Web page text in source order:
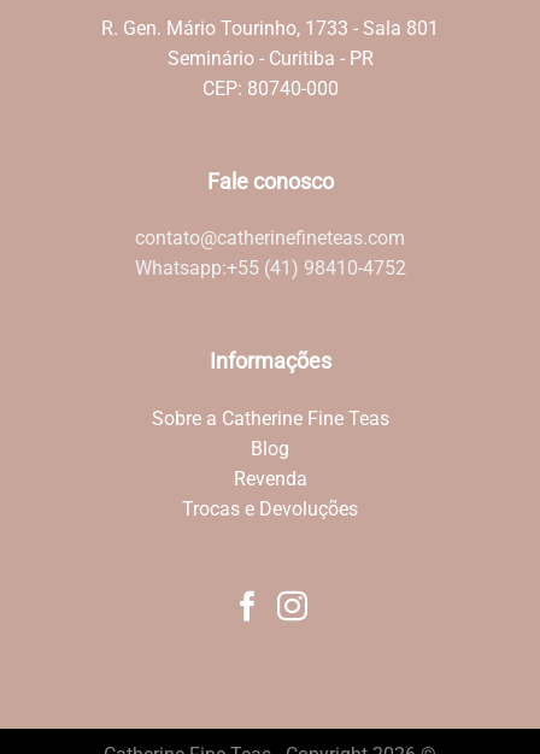
R. Gen. Mário Tourinho, 1733 - Sala 801
Seminário - Curitiba - PR
CEP: 80740-000
Fale conosco
contato@catherinefineteas.com
Whatsapp:+55 (41) 98410-4752
Informações
Sobre a Catherine Fine Teas
Blog
Revenda
Trocas e Devoluções